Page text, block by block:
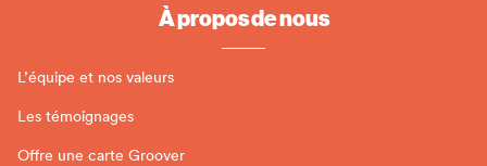
À propos de nous
L’équipe et nos valeurs
Les témoignages
Offre une carte Groover